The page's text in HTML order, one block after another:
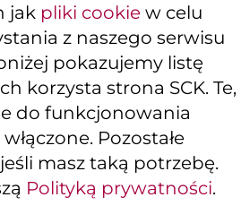
jak pliki cookie w celu
z naszego serwisu
pokazujemy listę
korzysta strona SCK. Te,
do funkcjonowania
Pozostałe
masz taką potrzebę.
Polityką prywatności.